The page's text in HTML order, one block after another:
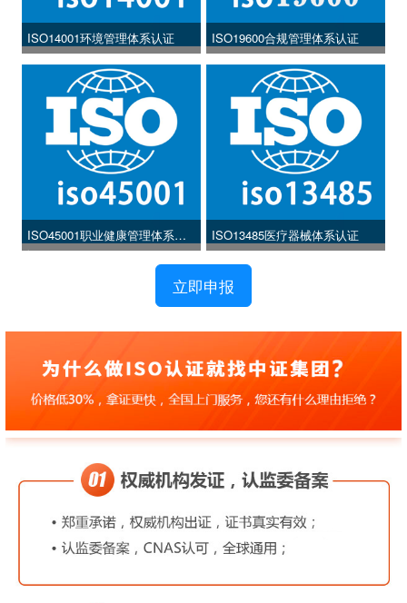
ISO14001环境管理体系认证
ISO45001职业健康管理体系认
证
ISO19600合规管理体系认证
ISO13485医疗器械体系认证
立即申报